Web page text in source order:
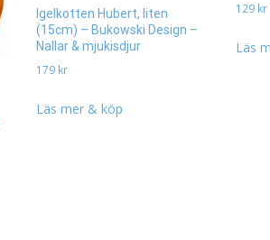
Igelkotten Hubert, liten
(15cm) – Bukowski Design –
Nallar & mjukisdjur
179 kr
Läs mer & köp
129 kr
Läs